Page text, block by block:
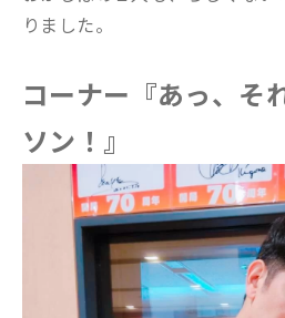
りました。
コーナー『あっ、そ
ソン！』